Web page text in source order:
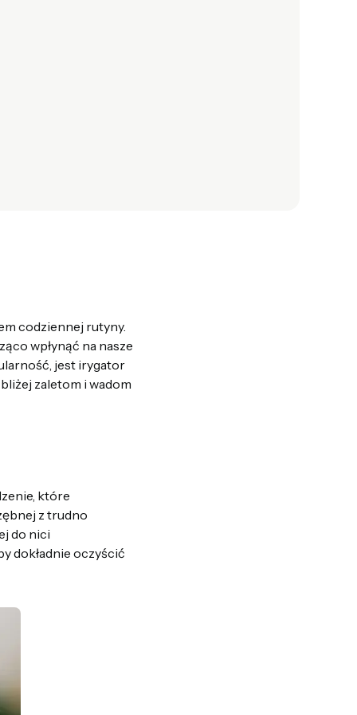
codziennej rutyny.
wpłynąć na nasze
jest irygator
zaletom i wadom
które
z trudno
do nici
dokładnie oczyścić